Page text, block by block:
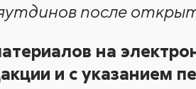
после
на
и с указанием